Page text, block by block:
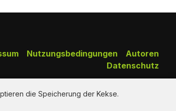
die Speicherung der Kekse.
Autoren
Nutzungsbedingungen
Datenschutz
Right Reserved by AdClips.TV @ 2026